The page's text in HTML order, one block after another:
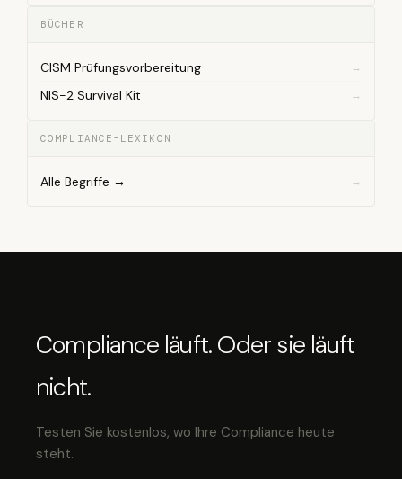
BÜCHER
CISM Prüfungsvorbereitung
NIS-2 Survival Kit
COMPLIANCE-LEXIKON
Alle Begriffe →
Compliance läuft. Oder sie läuft
nicht.
Testen Sie kostenlos, wo Ihre Compliance heute
steht.